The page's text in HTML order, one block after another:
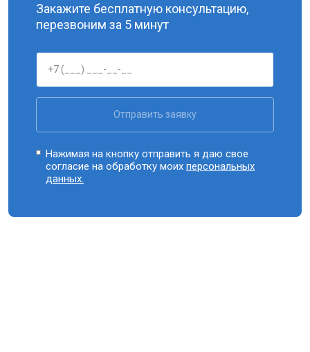
Закажите бесплатную консультацию,
перезвоним за 5 минут
Отправить заявку
Нажимая на кнопку отправить я даю свое
согласие на обработку моихперсональных
данных.